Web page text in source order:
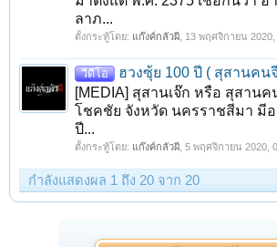
ลาภ...
ตั้งกระทู้โดย: แก๊งค์กลัวผี 13 พฤศจิกายน 2020
วีดีโอ
ฮวงซุ้ย 100 ปี ( สุสานคน
[MEDIA] สุสานเจ๊ก หรือ สุสาน
โชคชัย จังหวัด นครราชสีมา มี
ปี...
ตั้งกระทู้โดย: แก๊งค์กลัวผี 5 พฤศจิกายน 2020 ,
กำลังแสดงผล 1 ถึง 20 จาก 20